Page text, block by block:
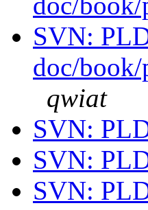
SVN:
doc/
qwiat
SVN:
SVN:
SVN: